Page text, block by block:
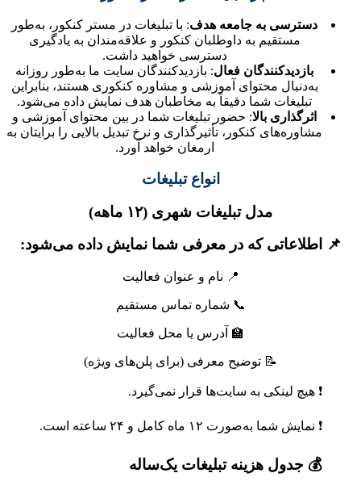
دسترسی به جامعه هدف: با تبلیغات در مستر کنکور، به‌طور
مستقیم به داوطلبان کنکور و علاقه‌مندان به یادگیری
دسترسی خواهید داشت.
بازدیدکنندگان فعال: بازدیدکنندگان سایت ما به‌طور روزانه
به‌دنبال محتوای آموزشی و مشاوره کنکوری هستند، بنابراین
تبلیغات شما دقیقاً به مخاطبان هدف نمایش داده می‌شود.
اثرگذاری بالا: حضور تبلیغات شما در بین محتوای آموزشی و
مشاوره‌های کنکور، تأثیرگذاری و نرخ تبدیل بالایی را برایتان به
ارمغان خواهد آورد.
انواع تبلیغات
مدل تبلیغات شهری (۱۲ ماهه)
📌 اطلاعاتی که در معرفی شما نمایش داده می‌شود:
📍 نام و عنوان فعالیت
📞 شماره تماس مستقیم
🏫 آدرس یا محل فعالیت
📝 توضیح معرفی (برای پلن‌های ویژه)
❗ هیچ لینکی به سایت‌ها قرار نمی‌گیرد.
❗ نمایش شما به‌صورت ۱۲ ماه کامل و ۲۴ ساعته است.
💰 جدول هزینه تبلیغات یک‌ساله